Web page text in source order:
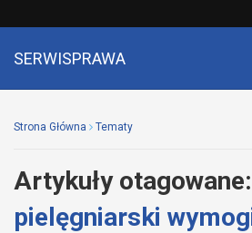
SERWISPRAWA
Strona Główna Tematy
Artykuły otagowane:
pielęgniarski